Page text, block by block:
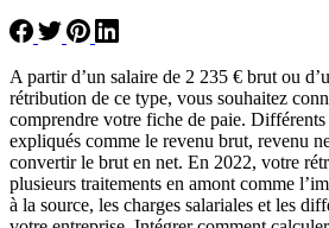
A partir d’un salaire de 2 235 € brut ou
rétribution de ce type, vous souhaitez
comprendre votre fiche de paie. Différents
expliqués comme le revenu brut, revenu
convertir le brut en net. En 2022, votre
plusieurs traitements en amont comme
à la source, les charges salariales et les